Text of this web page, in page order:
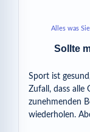
Alles was
Sollte
Sport ist
Zufall, dass alle
zunehmenden
wiederholen.